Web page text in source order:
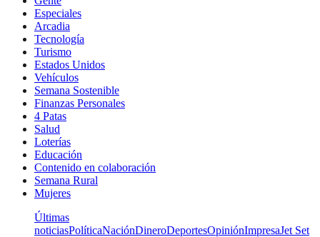
Especiales
Arcadia
Tecnología
Turismo
Estados Unidos
Vehículos
Semana Sostenible
Finanzas Personales
4 Patas
Salud
Loterías
Educación
Contenido en colaboración
Semana Rural
Mujeres
Últimas
noticiasPolíticaNaciónDineroDeportesOpiniónImpresaJet Set